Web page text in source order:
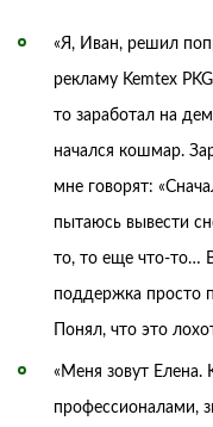
«Я, Иван, решил
рекламу Kemtex
то заработал на
начался кошмар.
мне говорят:
пытаюсь вывести
то, то еще что-то…
поддержка просто
Понял, что это
«Меня зовут Елена.
профессионалами,